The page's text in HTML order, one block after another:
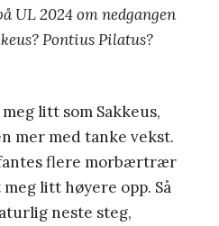
UL 2024 om nedgangen
Pontius Pilatus?
litt som Sakkeus,
mer med tanke vekst.
flere morbærtrær
litt høyere opp. Så
neste steg,